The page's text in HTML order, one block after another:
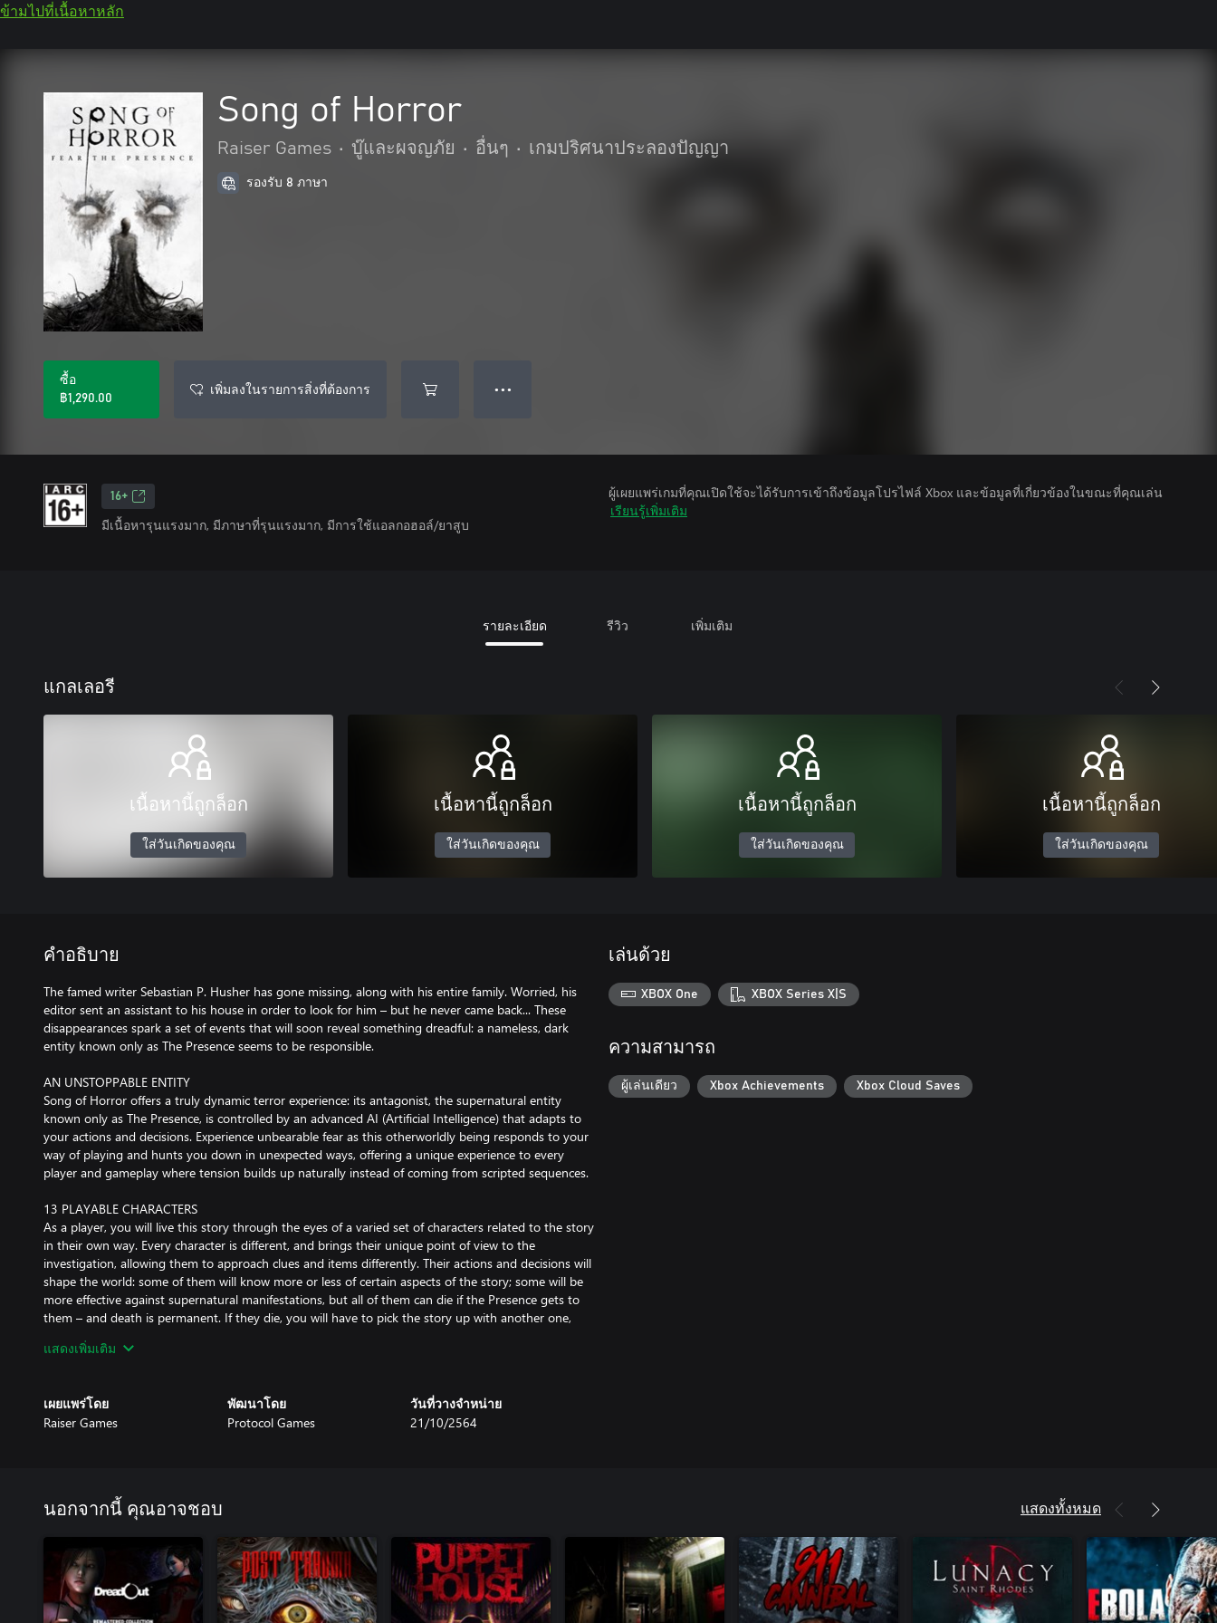
ข้ามไปที่เนื้อหาหลัก
Song of Horror
Raiser Games • บู๊และผจญภัย • อื่นๆ • เกมปริศนาประลองปัญญา
รองรับ 8 ภาษา
ซื้อ
฿1,290.00
เพิ่มลงในรายการสิ่งที่ต้องการ ● ● ●
16+
มีเนื้อหารุนแรงมาก, มีภาษาที่รุนแรงมาก, มีการใช้แอลกอฮอล์/ยาสูบ
ผู้เผยแพร่เกมที่คุณเปิดใช้จะได้รับการเข้าถึงข้อมูลโปรไฟล์ Xbox และข้อมูลที่เกี่ยวข้องในขณะที่คุณเล่น
เรียนรู้เพิ่มเติม
รายละเอียด รีวิว เพิ่มเติม
แกลเลอรี
เนื้อหานี้ถูกล็อก
ใส่วันเกิดของคุณ
เนื้อหานี้ถูกล็อก
ใส่วันเกิดของคุณ
เนื้อหานี้ถูกล็อก
ใส่วันเกิดของคุณ
เนื้อหานี้ถูกล็อก
ใส่วันเกิดของคุณ
คำอธิบาย
The famed writer Sebastian P. Husher has gone missing, along with his entire family. Worried, his
editor sent an assistant to his house in order to look for him – but he never came back... These
disappearances spark a set of events that will soon reveal something dreadful: a nameless, dark
entity known only as The Presence seems to be responsible.
AN UNSTOPPABLE ENTITY
Song of Horror offers a truly dynamic terror experience: its antagonist, the supernatural entity
known only as The Presence, is controlled by an advanced AI (Artificial Intelligence) that adapts to
your actions and decisions. Experience unbearable fear as this otherworldly being responds to your
way of playing and hunts you down in unexpected ways, offering a unique experience to every
player and gameplay where tension builds up naturally instead of coming from scripted sequences.
13 PLAYABLE CHARACTERS
As a player, you will live this story through the eyes of a varied set of characters related to the story
in their own way. Every character is different, and brings their unique point of view to the
investigation, allowing them to approach clues and items differently. Their actions and decisions will
shape the world: some of them will know more or less of certain aspects of the story; some will be
more effective against supernatural manifestations, but all of them can die if the Presence gets to
them – and death is permanent. If they die, you will have to pick the story up with another one,
Song of Horror is inspired by the classics of the genre. Explore and investigate these haunted places
to gather clues and items that will help you solve challenging puzzles while enduring the agonizing
แสดงเพิ่มเติม
เผยแพร่โดย
Raiser Games
พัฒนาโดย
Protocol Games
วันที่วางจำหน่าย
21/10/2564
เล่นด้วย
XBOX One XBOX Series X|S
ความสามารถ
ผู้เล่นเดียว Xbox Achievements Xbox Cloud Saves
นอกจากนี้ คุณอาจชอบ แสดงทั้งหมด